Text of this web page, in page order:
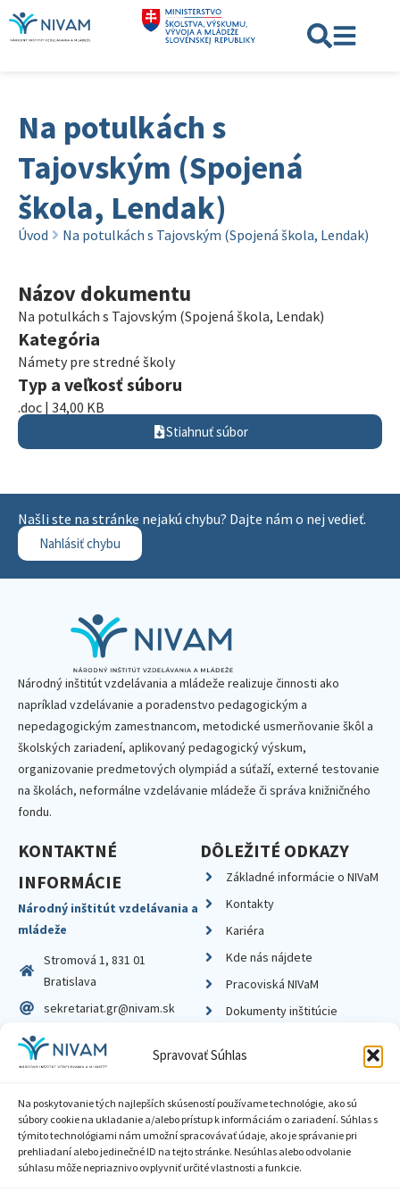
Spravovať Súhlas
Na poskytovanie tých najlepších skúseností používame technológie, ako sú
súbory cookie na ukladanie a/alebo prístup k informáciám o zariadení. Súhlas s
týmito technológiami nám umožní spracovávať údaje, ako je správanie pri
prehliadaní alebo jedinečné ID na tejto stránke. Nesúhlas alebo odvolanie
súhlasu môže nepriaznivo ovplyvniť určité vlastnosti a funkcie.
Na potulkách s
Tajovským (Spojená
škola, Lendak)
Úvod Na potulkách s Tajovským (Spojená škola, Lendak)
Názov dokumentu
Na potulkách s Tajovským (Spojená škola, Lendak)
Kategória
Námety pre stredné školy
Typ a veľkosť súboru
.doc | 34,00 KB
Stiahnuť súbor
Našli ste na stránke nejakú chybu? Dajte nám o nej vedieť.
Nahlásiť chybu
Národný inštitút vzdelávania a mládeže realizuje činnosti ako
napríklad vzdelávanie a poradenstvo pedagogickým a
nepedagogickým zamestnancom, metodické usmerňovanie škôl a
školských zariadení, aplikovaný pedagogický výskum,
organizovanie predmetových olympiád a súťaží, externé testovanie
na školách, neformálne vzdelávanie mládeže či správa knižničného
fondu.
KONTAKTNÉ
INFORMÁCIE
Národný inštitút vzdelávania a
mládeže
Stromová 1, 831 01
Bratislava
sekretariat.gr@nivam.sk
IČO: 00164348
DIČ: 2020798714
DÔLEŽITÉ ODKAZY
Základné informácie o NIVaM
Kontakty
Kariéra
Kde nás nájdete
Pracoviská NIVaM
Dokumenty inštitúcie
Zásady ochrany súkromia